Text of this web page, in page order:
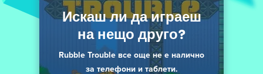
Искаш ли да играеш
на нещо друго?
Rubble Trouble все още не е налично
за телефони и таблети.